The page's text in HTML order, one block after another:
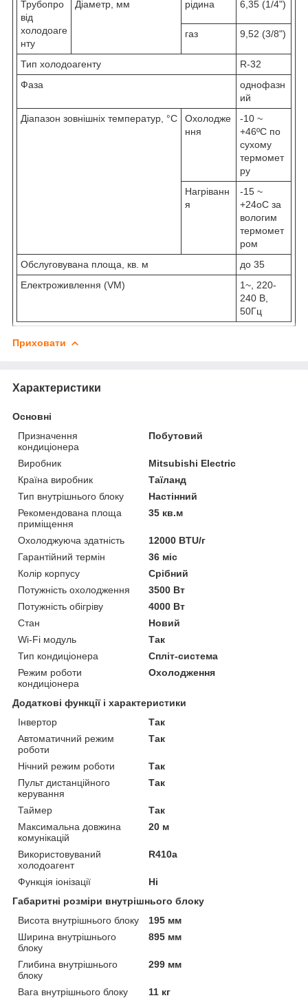
Трубопро
від
холодоаге
нту
Діаметр, мм рідина 6,35 (1/4")
газ 9,52 (3/8")
Тип холодоагенту
R-32
Фаза
однофазн
ий
Діапазон зовнішніх температур, °C
Охолодже
ння
-10 ~
+46ºC по
сухому
термомет
ру
Нагріванн
я
-15 ~
+24oC за
вологим
термомет
ром
Обслуговувана площа, кв. м
до 35
Електроживлення (VM)
1~, 220-
240 В,
50Гц
Приховати
Характеристики
Основні
Призначення
кондиціонера
Побутовий
Виробник
Mitsubishi Electric
Країна виробник
Таїланд
Тип внутрішнього блоку
Настінний
Рекомендована площа
приміщення
35 кв.м
Охолоджуюча здатність
12000 BTU/г
Гарантійний термін
36 міс
Колір корпусу
Срібний
Потужність охолодження
3500 Вт
Потужність обігріву
4000 Вт
Стан
Новий
Wi-Fi модуль
Так
Тип кондиціонера
Спліт-система
Режим роботи
кондиціонера
Охолодження
Додаткові функції і характеристики
Інвертор
Так
Автоматичний режим
роботи
Так
Нічний режим роботи
Так
Пульт дистанційного
керування
Так
Таймер
Так
Максимальна довжина
комунікацій
20 м
Використовуваний
холодоагент
R410a
Функція іонізації
Ні
Габаритні розміри внутрішнього блоку
Висота внутрішнього блоку
195 мм
Ширина внутрішнього
блоку
895 мм
Глибина внутрішнього
блоку
299 мм
Вага внутрішнього блоку
11 кг